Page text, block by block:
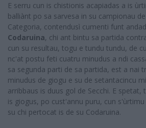
E serru cun is chistionis acapiadas a is
balliànt po sa sarvesa in su campionau
Categoria, contendusì cumenti funt
Codaruina, chi ant bintu sa partida
cun su resultau, togu e tundu tundu, de
nc'at postu feti cuatru minudus a ndi
sa segunda parti de sa partida, est a nai
minudus de giogu e su de setantacincu
arribbaus is duus gol de Secchi. E spetat,
is giogus, po cust'annu puru, cun
su chi pertocat is de su Codaruina.